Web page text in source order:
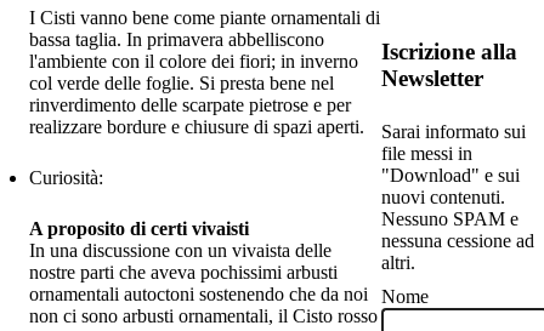
I Cisti vanno bene come piante ornamentali di
bassa taglia. In primavera abbelliscono
l'ambiente con il colore dei fiori; in inverno
col verde delle foglie. Si presta bene nel
rinverdimento delle scarpate pietrose e per
realizzare bordure e chiusure di spazi aperti.
Curiosità:
A proposito di certi vivaisti
In una discussione con un vivaista delle
nostre parti che aveva pochissimi arbusti
ornamentali autoctoni sostenendo che da noi
non ci sono arbusti ornamentali, il Cisto rosso
Iscrizione alla
Newsletter
Sarai informato sui
file messi in
"Download" e sui
nuovi contenuti.
Nessuno SPAM e
nessuna cessione ad
altri.
Nome